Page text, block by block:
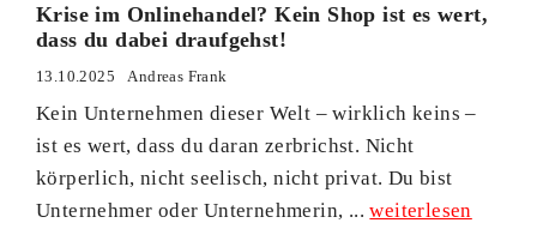
Krise im Onlinehandel? Kein Shop ist es wert,
dass du dabei draufgehst!
13.10.2025 Andreas Frank
Kein Unternehmen dieser Welt – wirklich keins –
ist es wert, dass du daran zerbrichst. Nicht
körperlich, nicht seelisch, nicht privat. Du bist
Unternehmer oder Unternehmerin, ...weiterlesen